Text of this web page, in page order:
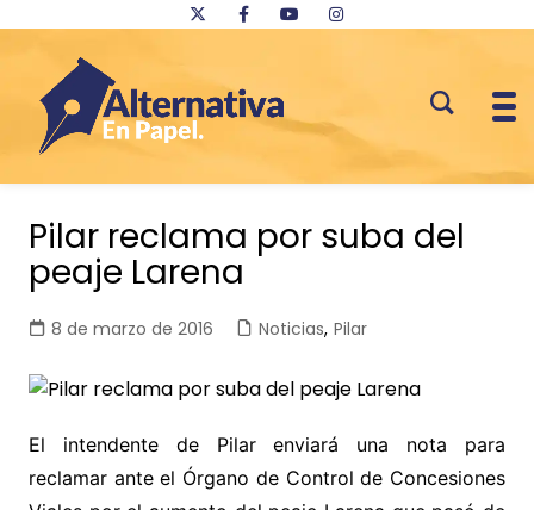
contenido
Pilar reclama por suba del
peaje Larena
8 de marzo de 2016 Noticias, Pilar
El intendente de Pilar enviará una nota para
reclamar ante el Órgano de Control de Concesiones